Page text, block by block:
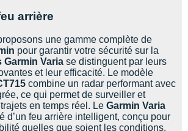
arrière
une gamme complète de
pour garantir votre sécurité sur la
Garmin Varia se distinguent par leurs
et leur efficacité. Le modèle
combine un radar performant avec
ce qui permet de surveiller et
en temps réel. Le Garmin Varia
d’un feu arrière intelligent, conçu pour
quelles que soient les conditions.